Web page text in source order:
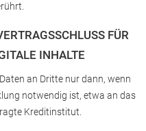
FÜR
INHALTE
an Dritte nur dann, wenn
notwendig ist, etwa an das
Kreditinstitut.